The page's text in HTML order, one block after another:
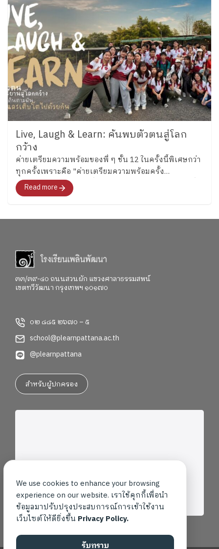
Live, Laugh & Learn: ค้นพบตัวตนสู่โลก
กว้าง
ค่ายเตรียมความพร้อมของพี่ ๆ ชั้น 12 ในครั้งนี้พิเศษกว่า
ทุกครั้งเพราะคือ "ค่ายเตรียมความพร้อมครั้ง
สุดท้าย"สำหรับอนาคตที่พวกเขากำลังจะก้าวไปเผชิญที่
จะพาทุกคนไปสำรวจอารมณ์ ความรู้สึก และค้นหาคำ
Read more
๓๓/๓๙-๔๐ ถนนสวนผัก แขวงศาลาธรรมสพน์
เขตทวีวัฒนา กรุงเทพฯ ๑๐๑๗๐
๐๒ ๘๘๕ ๒๖๗๐ – ๕
school@plearnpattana.ac.th
@plearnpattana
สำหรับผู้ปกครอง
We use cookies to enhance your browsing
experience on our website. เราใช้คุกกี้เพื่อนำ
ข้อมูลมาปรับปรุงประสบการณ์การเข้าใช้งาน
เว็บไซต์ให้ดียิ่งขึ้น Privacy Policy.
รับทราบ